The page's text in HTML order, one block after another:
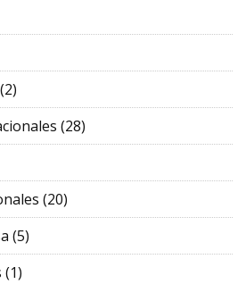
(2)
(28)
(20)
(5)
(1)